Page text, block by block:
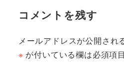
コメントを残す
メールアドレスが公開され
※ が付いている欄は必須項